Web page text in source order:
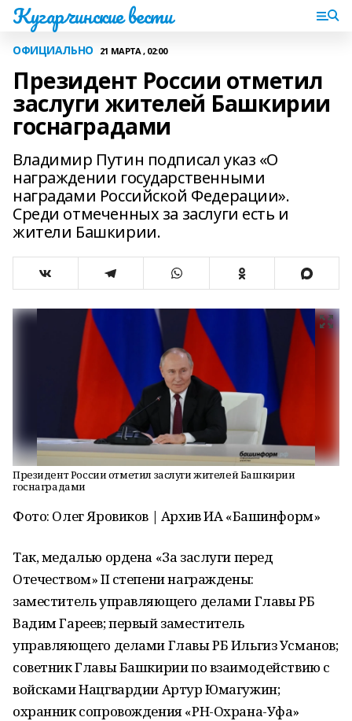
Кугарчинские вести
ОФИЦИАЛЬНО 21 МАРТА , 02:00
Президент России отметил
заслуги жителей Башкирии
госнаградами
Владимир Путин подписал указ «О
награждении государственными
наградами Российской Федерации».
Среди отмеченных за заслуги есть и
жители Башкирии.
Президент России отметил заслуги жителей Башкирии
госнаградами
Фото: Олег Яровиков | Архив ИА «Башинформ»
Так, медалью ордена «За заслуги перед
Отечеством» II степени награждены:
заместитель управляющего делами Главы РБ
Вадим Гареев; первый заместитель
управляющего делами Главы РБ Ильгиз Усманов;
советник Главы Башкирии по взаимодействию с
войсками Нацгвардии Артур Юмагужин;
охранник сопровождения «РН-Охрана-Уфа»